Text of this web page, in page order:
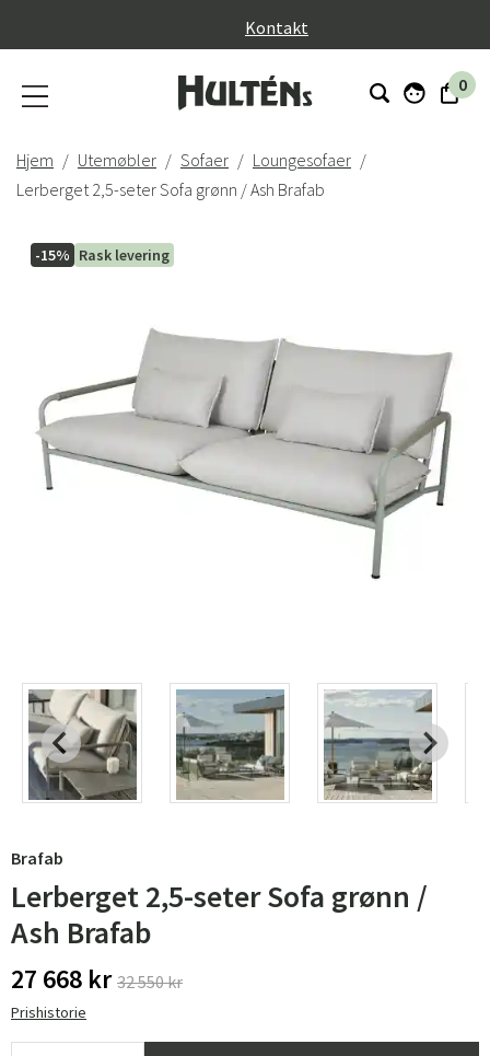
Kontakt
0
Hjem Utemøbler Sofaer
Loungesofaer
Lerberget 2,5-seter Sofa grønn / Ash Brafab
-15% Rask levering
Brafab
Lerberget 2,5-seter Sofa grønn /
Ash Brafab
27 668 kr 32 550 kr
Prishistorie